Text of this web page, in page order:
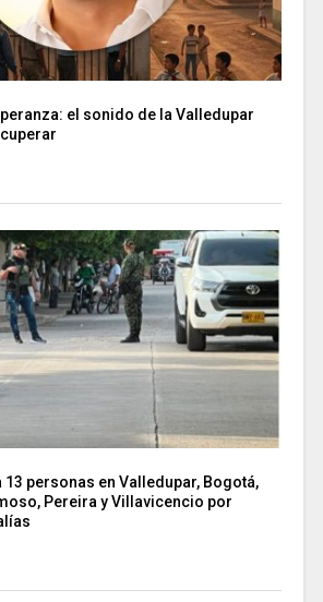
el sonido de la Valledupar
13 personas en Valledupar, Bogotá,
Pereira y Villavicencio por